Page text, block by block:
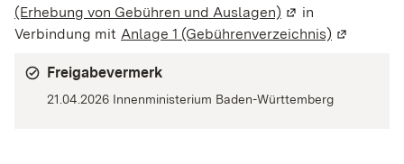
(Erhebung von Gebühren und Auslagen) (Wird in einem
in
Verbindung mit Anlage 1 (Gebührenverzeichnis) (Wird in
Freigabevermerk
21.04.2026 Innenministerium Baden-Württemberg